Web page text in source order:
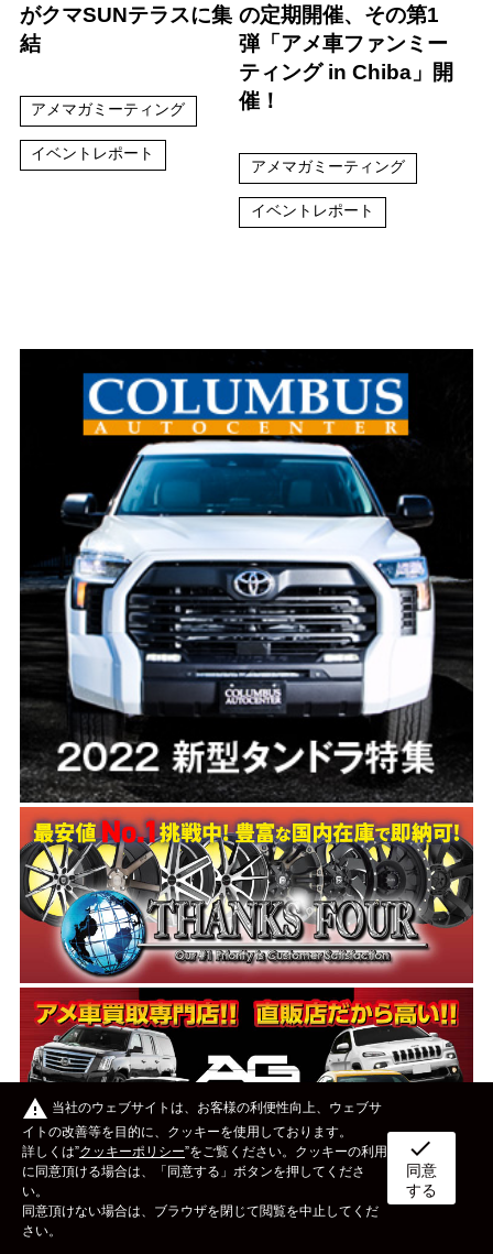
がクマSUNテラスに集
結
アメマガミーティング
イベントレポート
の定期開催、その第1
弾「アメ車ファンミー
ティング in Chiba」開
催！
アメマガミーティング
イベントレポート
ボディタイプ メーカー カスタム&メンテナンス
warning 当社のウェブサイトは、お客様の利便性向上、ウェブサ
イトの改善等を目的に、クッキーを使用しております。
詳しくは”クッキーポリシー”をご覧ください。クッキーの利用
に同意頂ける場合は、「同意する」ボタンを押してくださ
い。
同意頂けない場合は、ブラウザを閉じて閲覧を中止してくだ
さい。
check
同意
する